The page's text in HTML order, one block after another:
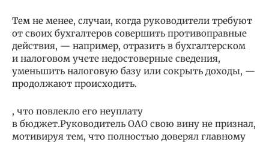
Тем не менее, случаи, когда руководители требуют
от своих бухгалтеров совершить противоправные
действия, — например, отразить в бухгалтерском
и налоговом учете недостоверные сведения,
уменьшить налоговую базу или сокрыть доходы, —
продолжают происходить.
, что повлекло его неуплату
в бюджет.Руководитель ОАО свою вину не признал,
мотивируя тем, что полностью доверял главному